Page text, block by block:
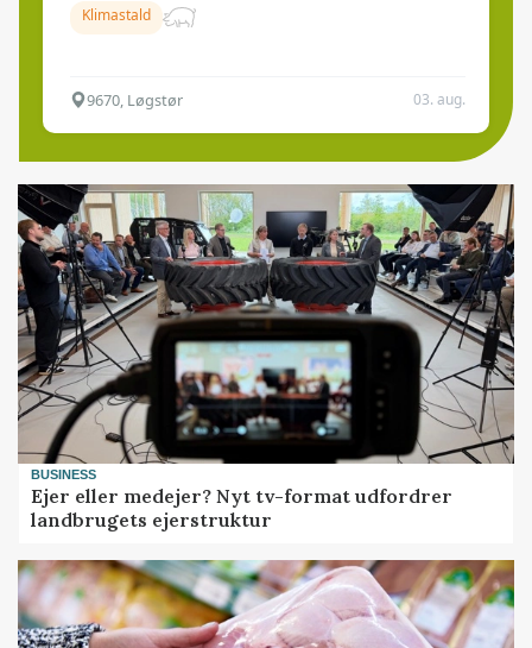
Klimastald
9670, Løgstør 03. aug.
BUSINESS
Ejer eller medejer? Nyt tv-format udfordrer
landbrugets ejerstruktur